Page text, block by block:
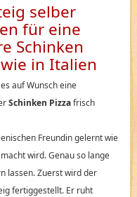
selber
für eine
Schinken
in Italien
auf Wunsch eine
Schinken Pizzafrisch
Freundin gelernt wie
wird. Genau so lange
lassen. Zuerst wird der
fertiggestellt. Er ruht